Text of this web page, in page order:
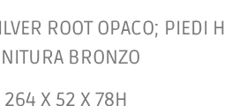
ROOT OPACO; PIEDI H
BRONZO
X 52 X 78H